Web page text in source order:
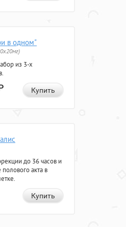
в одном"
из 3-х
Купить
до 36 часов и
акта в
Купить